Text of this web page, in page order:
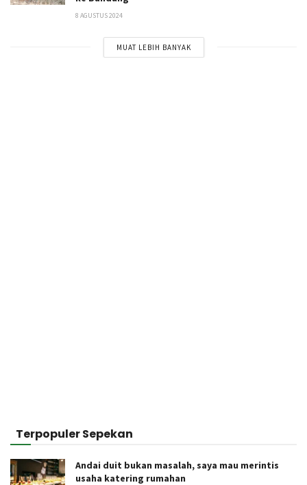
8 AGUSTUS 2024
MUAT LEBIH BANYAK
Terpopuler Sepekan
Andai duit bukan masalah, saya mau merintis
usaha katering rumahan